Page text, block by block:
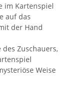
im Kartenspiel
auf das
der Hand
Zuschauers,
Weise